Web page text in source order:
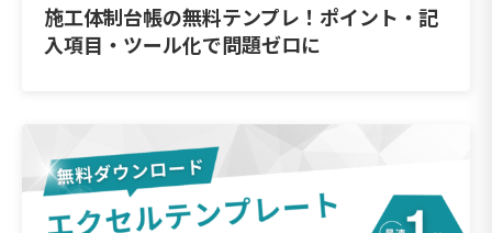
施工体制台帳の無料テンプレ！ポイント・記
入項目・ツール化で問題ゼロに